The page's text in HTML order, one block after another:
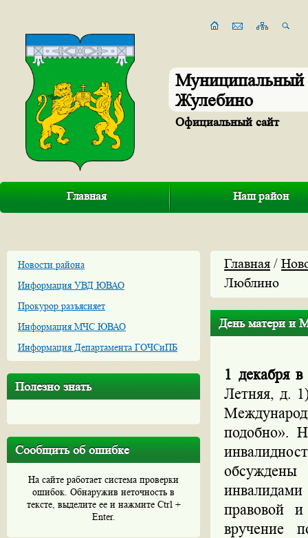
Муниципальный
Жулебино
Официальный сайт
Главная Наш район
Новости района
Информация УВД ЮВАО
Прокурор разъясняет
Информация МЧС ЮВАО
Информация Департамента ГОЧСиПБ
Полезно знать
Сообщить об ошибке
На сайте работает система проверки
ошибок. Обнаружив неточность в
тексте, выделите ее и нажмите Ctrl +
Enter.
Главная /
Люблино
День матери и
1 декабря в
Летняя, д.
подобно».
обсуждены
правовой
вручение